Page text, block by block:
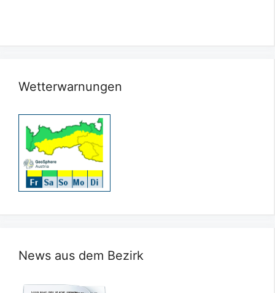
Wetterwarnungen
News aus dem Bezirk